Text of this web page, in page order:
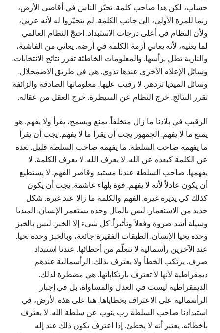
حساب، لكن هذا صاحب كلمة. تحيّز الناس في أقاصي الأرض،
ربما للمرة الأولى، الى جانب الكلمة. لم يتحيّزوا له لأنه عربي،
ولأن النظام في أعلى درجات الاستبداد. احتجّ النظام العالمي
لما يعنيه، لأنه يعاني أزمة الكلمة في أرضه. يعاني من الفاشية،
والنازية تطل برأسها. والمعلومات الخاطئة تقرر نتائج الانتخابات.
وسائل الإعلام الأخرى عندها تذوي. هي في طريق الاضمحلال.
وسائل الميديا تزدهر. لا رقيب عليها. معلوماتها الصادقة والزائفة
تقرر النتائج. خرج النظام عن السيطرة. خرج العقل من عقاله.
الرقيب في بلادنا ما زال متخلفاً. يمنع ويسمح، يقرأ ولا يفهم. هو
يمنع ما لا يفهم. الجمهور يجب أن يقرا ما لا يفهم. يجب أن يقرأ
ما يفهمه صاحب السلطة. ما يفهمه صاحب السلطة قليل. بعده
عن الكلمة كبعده عن الله. لا يعرف الله. لا يعرف الكلمة. لا
يفهمها. صاحب السلطة عندنا مستبد وقاصر الفهم. لا يستطيع
أن يكون عادلاً لأنه لا يفهم. قوة بلهاء غاشمة. يجب أن يكون
كذلك كي يديره غيره. الفهم والكلمة ما زالا عند غيره. شكل
جديد من الاستعمار. ليس بالمال وحده يستعمر الإنسان. الميديا
وسيلة أشد ضروة وفعلاً وتأثيراً. كل شيء إلا الخبز. ليس بالخبز
وحده يحيا الإنسان. الطبقات الفقيرة جائعة، وبالخبز وحده تحيا.
عند الآخرين رأسمالية لا تتعلّم من أخطائها. عندنا استبداد
صرف. يرتكب الخطأ ولا يعترف بذلك. الرأسمالية عندهم
ديمقراطية لأنها لا تعترف بارتكاباتها. هي مضطرة لذلك.
الديمقراطية ليست في العدل والمساواة، بل في إجبار
الرأسمالية على الاعتراف بخطاياها. هنا على هذه الأرض، في
استبدادنا صاحب السلطة رب ينوب عن سلطة الله. لا يعترف
بأخطائه. يعتبر أنه لا يخطئ. إذا اعترف يكون ذلك عند إله